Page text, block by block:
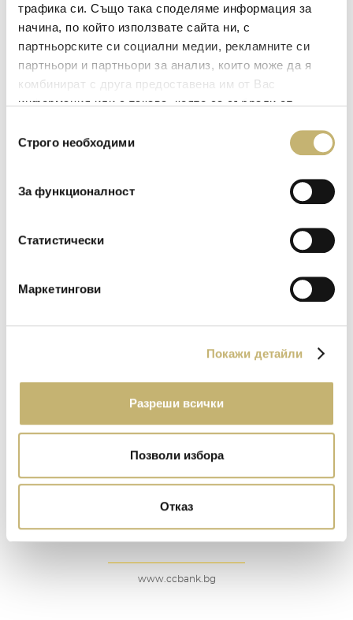
трафика си. Също така споделяме информация за
начина, по който използвате сайта ни, с
партньорските си социални медии, рекламните си
партньори и партньори за анализ, които може да я
комбинират с друга предоставена им от Вас
информация или с такава, която са събрали от
наСтрого необходими
За функционалност
Статистически
Маркетингови
Покажи детайли
Разреши всички
Позволи избора
Отказ
www.dskbank.bg
www.postbank.bg
www.ccbank.bg